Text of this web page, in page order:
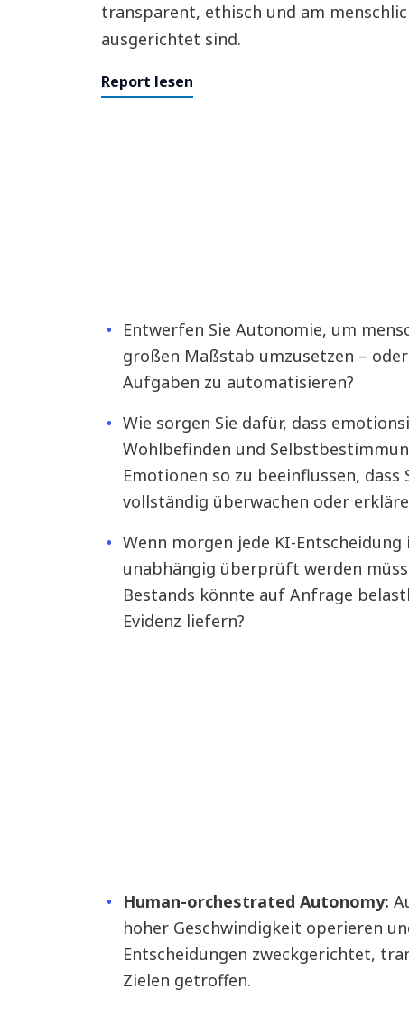
transparent, ethisch und am
ausgerichtet sind.
Report lesen
Entwerfen Sie Autonomie, um
großen Maßstab umzusetzen –
Aufgaben zu automatisieren?
Wie sorgen Sie dafür, dass
Wohlbefinden und
Emotionen so zu beeinflussen, dass
vollständig überwachen oder
Wenn morgen jede KI-
unabhängig überprüft werden
Bestands könnte auf Anfrage
Evidenz liefern?
Human-orchestrated Autonomy:
hoher Geschwindigkeit operieren
Entscheidungen zweckgerichtet,
Zielen getroffen.